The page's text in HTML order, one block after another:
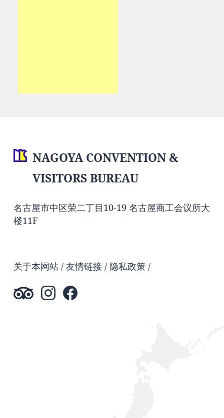
NAGOYA CONVENTION &
VISITORS BUREAU
名古屋市中区荣二丁目10-19 名古屋商工会议所大
楼11F
关于本网站 友情链接 隐私政策